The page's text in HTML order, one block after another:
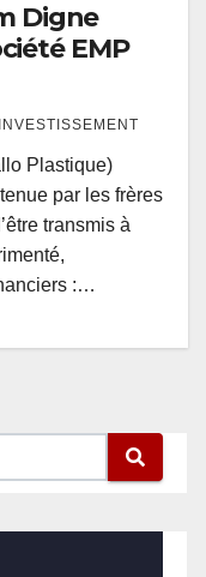
Digne
EMP
Plastique)
par les frères
transmis à
:…